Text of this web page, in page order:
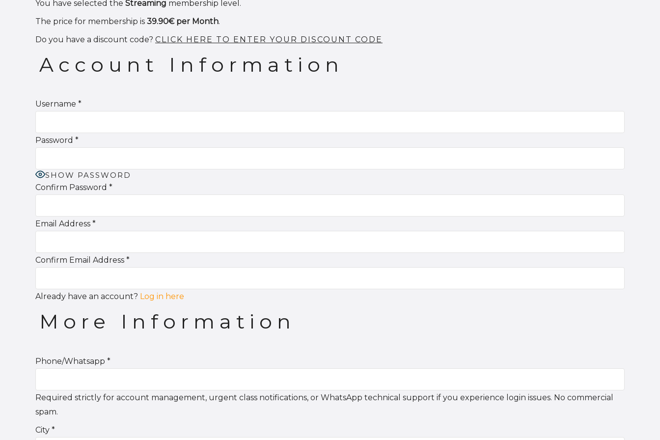
You have selected the Streaming membership level.
The price for membership is 39.90€ per Month.
Do you have a discount code? CLICK HERE TO ENTER YOUR DISCOUNT CODE
Account Information
Username *
Password *
SHOW PASSWORD
Confirm Password *
Email Address *
Confirm Email Address *
Already have an account? Log in here
More Information
Phone/Whatsapp *
Required strictly for account management, urgent class notifications, or WhatsApp technical support if you experience login issues. No commercial
spam.
City *